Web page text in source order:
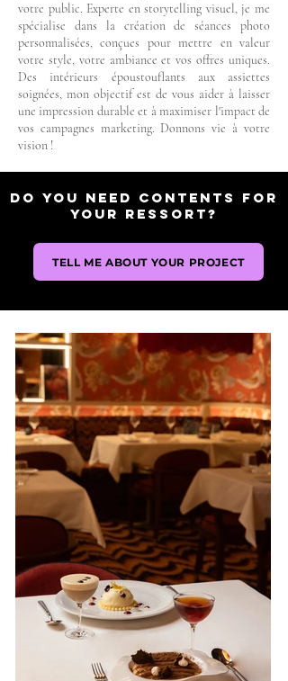
votre public. Experte en storytelling visuel, je me
spécialise dans la création de séances photo
personnalisées, conçues pour mettre en valeur
votre style, votre ambiance et vos offres uniques.
Des intérieurs époustouflants aux assiettes
soignées, mon objectif est de vous aider à laisser
une impression durable et à maximiser l'impact de
vos campagnes marketing. Donnons vie à votre
vision !
Do you need contents for
your ressort?
TELL ME ABOUT YOUR PROJECT